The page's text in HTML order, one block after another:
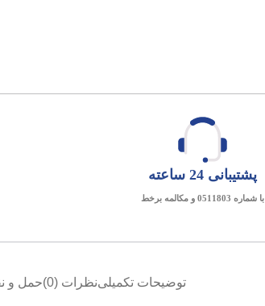
پشتیبانی 24 ساعته
با شماره 0511803 و مکالمه برخط
توضیحات تکمیلینظرات (0) حمل و